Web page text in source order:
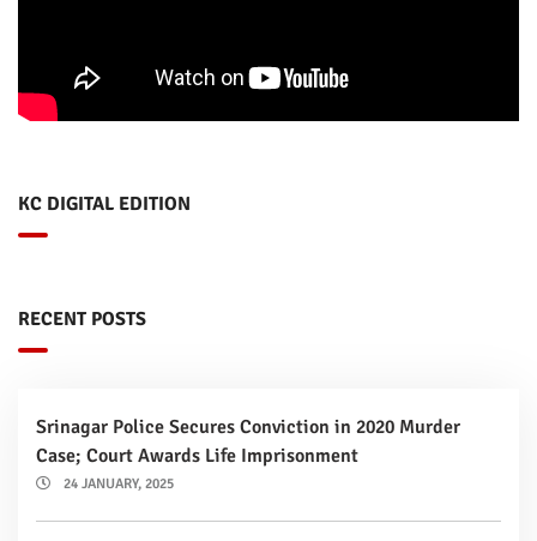
KC DIGITAL EDITION
RECENT POSTS
Srinagar Police Secures Conviction in 2020 Murder
Case; Court Awards Life Imprisonment
24 JANUARY, 2025